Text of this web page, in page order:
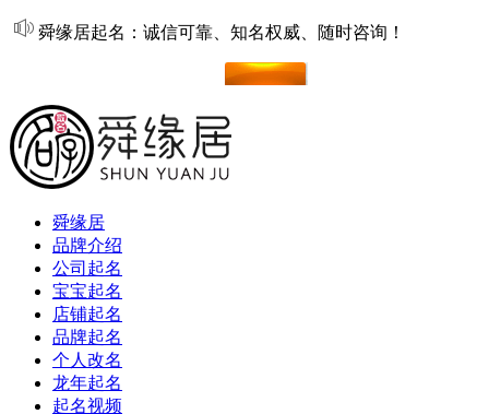
舜缘居起名：诚信可靠、知名权威、随时咨询！
舜缘居
品牌介绍
公司起名
宝宝起名
店铺起名
品牌起名
个人改名
龙年起名
起名视频